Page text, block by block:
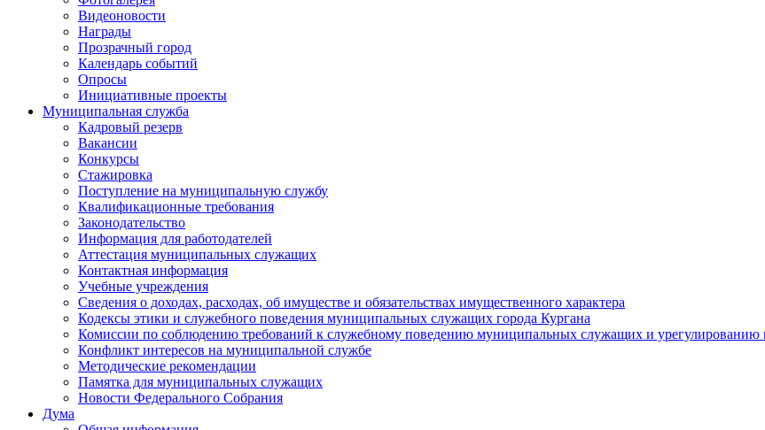
Видеоновости
Награды
Прозрачный город
Календарь событий
Опросы
Инициативные проекты
Муниципальная служба
Кадровый резерв
Вакансии
Конкурсы
Стажировка
Поступление на муниципальную службу
Квалификационные требования
Законодательство
Информация для работодателей
Аттестация муниципальных служащих
Контактная информация
Учебные учреждения
Сведения о доходах, расходах, об имуществе и обязательствах имущественного характера
Кодексы этики и служебного поведения муниципальных служащих города Кургана
Комиссии по соблюдению требований к служебному поведению муниципальных служащих и урегулированию
Конфликт интересов на муниципальной службе
Методические рекомендации
Памятка для муниципальных служащих
Новости Федерального Cобрания
Дума